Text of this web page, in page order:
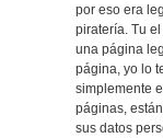
por eso era
piratería. Tu
una página
página, yo lo
simplemente
páginas,
sus datos